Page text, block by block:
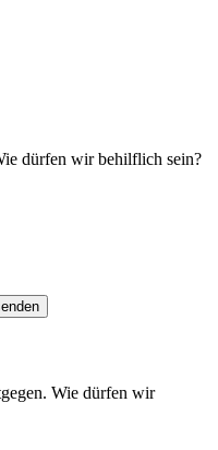
dürfen wir behilflich sein?
Wie dürfen wir